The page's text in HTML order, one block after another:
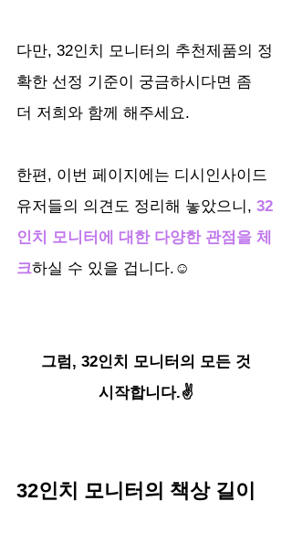
다만, 32인치 모니터의 추천제품의 정
확한 선정 기준이 궁금하시다면 좀
더 저희와 함께 해주세요.
한편, 이번 페이지에는 디시인사이드
유저들의 의견도 정리해 놓았으니, 32
인치 모니터에 대한 다양한 관점을 체
크하실 수 있을 겁니다.☺️
그럼, 32인치 모니터의 모든 것
시작합니다.✌️
32인치 모니터의 책상 길이